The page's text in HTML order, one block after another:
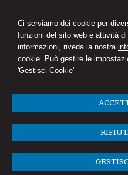
Ci serviamo dei cookie per
funzioni del sito web e attività
informazioni, riveda la nostra
cookie. Può gestire le
'Gestisci Cookie'